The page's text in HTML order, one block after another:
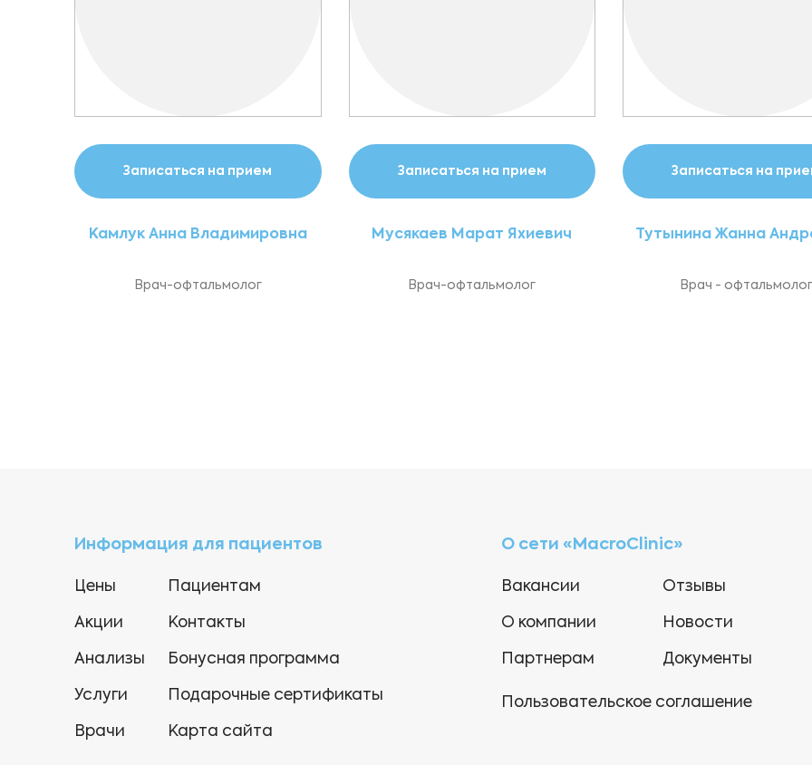
Записаться на прием
Камлук Анна Владимировна
Врач-офтальмолог
Записаться на прием
Мусякаев Марат Яхиевич
Врач-офтальмолог
Записаться на
Тутынина Жанна
Врач - офтальмолог
Информация для пациентов
Цены
Акции
Анализы
Услуги
Врачи
Пациентам
Контакты
Бонусная программа
Подарочные сертификаты
Карта сайта
О сети «MacroClinic»
Вакансии
О компании
Партнерам
Отзывы
Новости
Документы
Пользовательское соглашение